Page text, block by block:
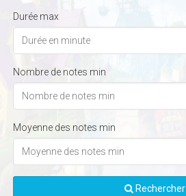
Durée max
Nombre de notes min
Moyenne des notes min
Rechercher